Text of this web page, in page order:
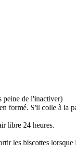
peine de l'inactiver)
formé. S'il colle à la
libre 24 heures.
les biscottes lorsque